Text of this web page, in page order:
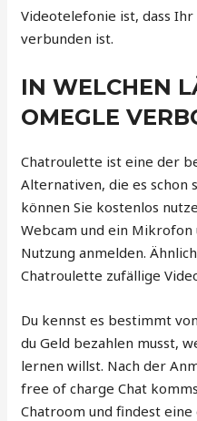
Videotelefonie ist, dass
verbunden ist.
IN WELCHEN
OMEGLE
Chatroulette ist eine der
Alternativen, die es schon
können Sie kostenlos
Webcam und ein Mikrofon
Nutzung anmelden.
Chatroulette zufällige
Du kennst es bestimmt
du Geld bezahlen musst,
lernen willst. Nach der
free of charge Chat
Chatroom und findest